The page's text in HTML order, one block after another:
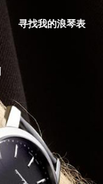
寻找我的浪琴表